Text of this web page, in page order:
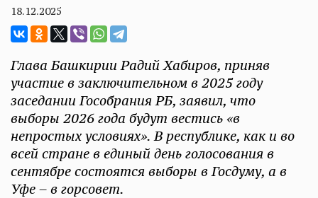
18.12.2025
Глава Башкирии Радий Хабиров, приняв
участие в заключительном в 2025 году
заседании Гособрания РБ, заявил, что
выборы 2026 года будут вестись «в
непростых условиях». В республике, как и во
всей стране в единый день голосования в
сентябре состоятся выборы в Госдуму, а в
Уфе – в горсовет.